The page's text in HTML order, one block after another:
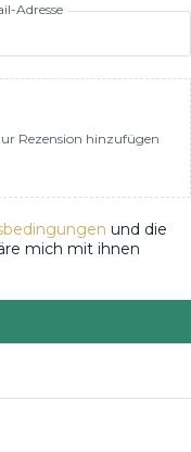
Adresse
Rezension hinzufügen
und die
mich mit ihnen